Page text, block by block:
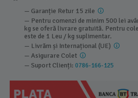
— Garanție Retur 15 zile
— Pentru comenzi de minim 500 lei
kg se oferă livrare gratuită. Pentru
este de 1 Leu / kg suplimentar.
— Livrăm și Internațional (UE)
— Asigurare Colet
— Suport Clienți:0786-166-125